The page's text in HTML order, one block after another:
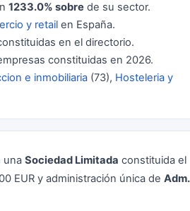
1233.0% sobre de su sector.
y retail en España.
en el directorio.
constituidas en 2026.
e inmobiliaria (73), Hosteleria y
una Sociedad Limitada constituida el
EUR y administración única de Adm.